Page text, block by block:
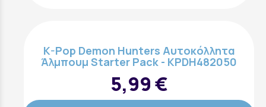
K-Pop Demon Hunters Αυτοκόλλητα
Άλμπουμ Starter Pack - KPDH482050
5,99 €